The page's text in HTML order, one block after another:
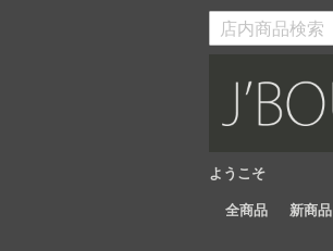
Skip
ようこそ
検
全商品 新商品